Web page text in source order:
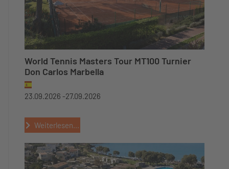
World Tennis Masters Tour MT100 Turnier
Don Carlos Marbella
23.09.2026 -27.09.2026
Weiterlesen...